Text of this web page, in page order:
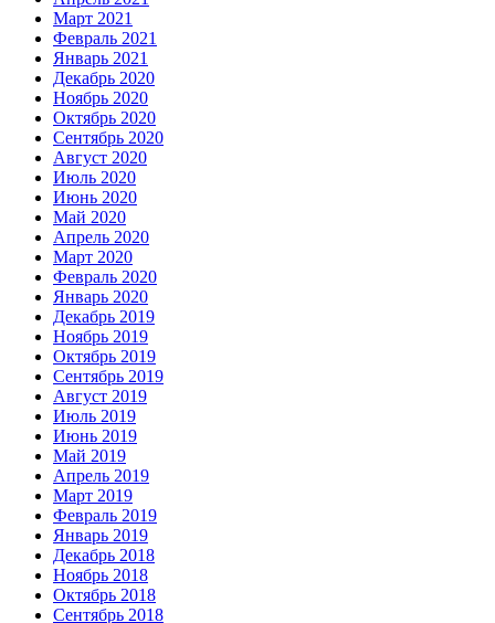
Март 2021
Февраль 2021
Январь 2021
Декабрь 2020
Ноябрь 2020
Октябрь 2020
Сентябрь 2020
Август 2020
Июль 2020
Июнь 2020
Май 2020
Апрель 2020
Март 2020
Февраль 2020
Январь 2020
Декабрь 2019
Ноябрь 2019
Октябрь 2019
Сентябрь 2019
Август 2019
Июль 2019
Июнь 2019
Май 2019
Апрель 2019
Март 2019
Февраль 2019
Январь 2019
Декабрь 2018
Ноябрь 2018
Октябрь 2018
Сентябрь 2018